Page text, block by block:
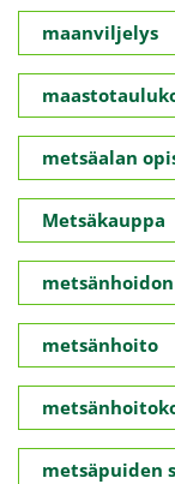
maanviljelys
metsäalan
Metsäkauppa
metsänhoito
metsäpuiden